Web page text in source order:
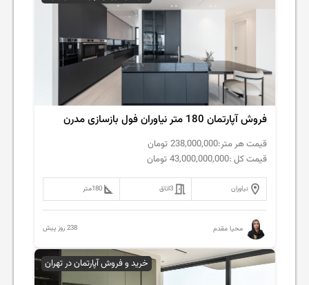
فروش‌ آپارتمان 180 متر نیاوران فول بازسازی مدرن
قیمت هر متر:238,000,000 تومان
قیمت کل :43,000,000,000 تومان
نیاوران 3اتاق 180متر
محیا مقدم 238 روز پیش
خرید و فروش آپارتمان در تهران